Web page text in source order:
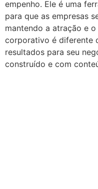
empenho. Ele é uma
para que as empresas
mantendo a atração e
corporativo é diferente
resultados para seu
construído e com